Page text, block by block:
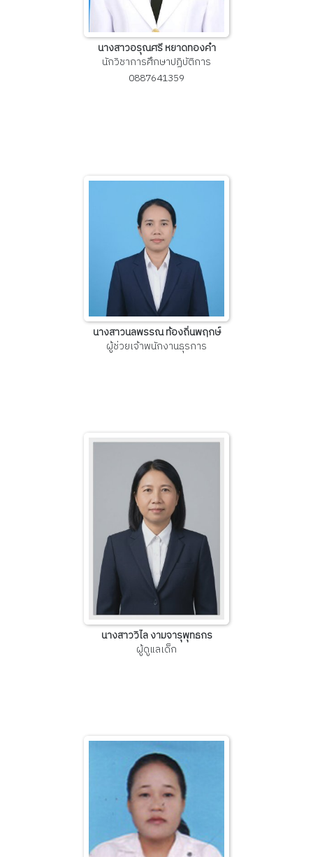
นางสาวอรุณศรี หยาดทองคำ
นักวิชาการศึกษาปฏิบัติการ
0887641359
นางสาวนลพรรณ ท้องถิ่นพฤกษ์
ผู้ช่วยเจ้าพนักงานธุรการ
นางสาววิไล งามจารุพุทธกร
ผู้ดูแลเด็ก